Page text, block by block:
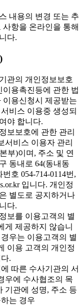
내용의 변경 또는 추
항을 온라인을 통해
다.
관의 개인정보보호
용촉진등에 관한 법
이용신청시 제공받는
비스 이용중 생성되
야 합니다.
보보호에 관한 관리
서비스 이용자 관리
부)이며, 주소 및 연
동내로 64(동내동
호 054-714-0114번,
입니다. 개인정
별도로 공지하거나
다.
보를 이용고객의 별
게 제공하지 않습니
우는 이용고객의 별
이용 고객의 개인정
.
따른 수사기관의 서
우에 수사협조의 목
기관에 성명, 주소 등
는 경우